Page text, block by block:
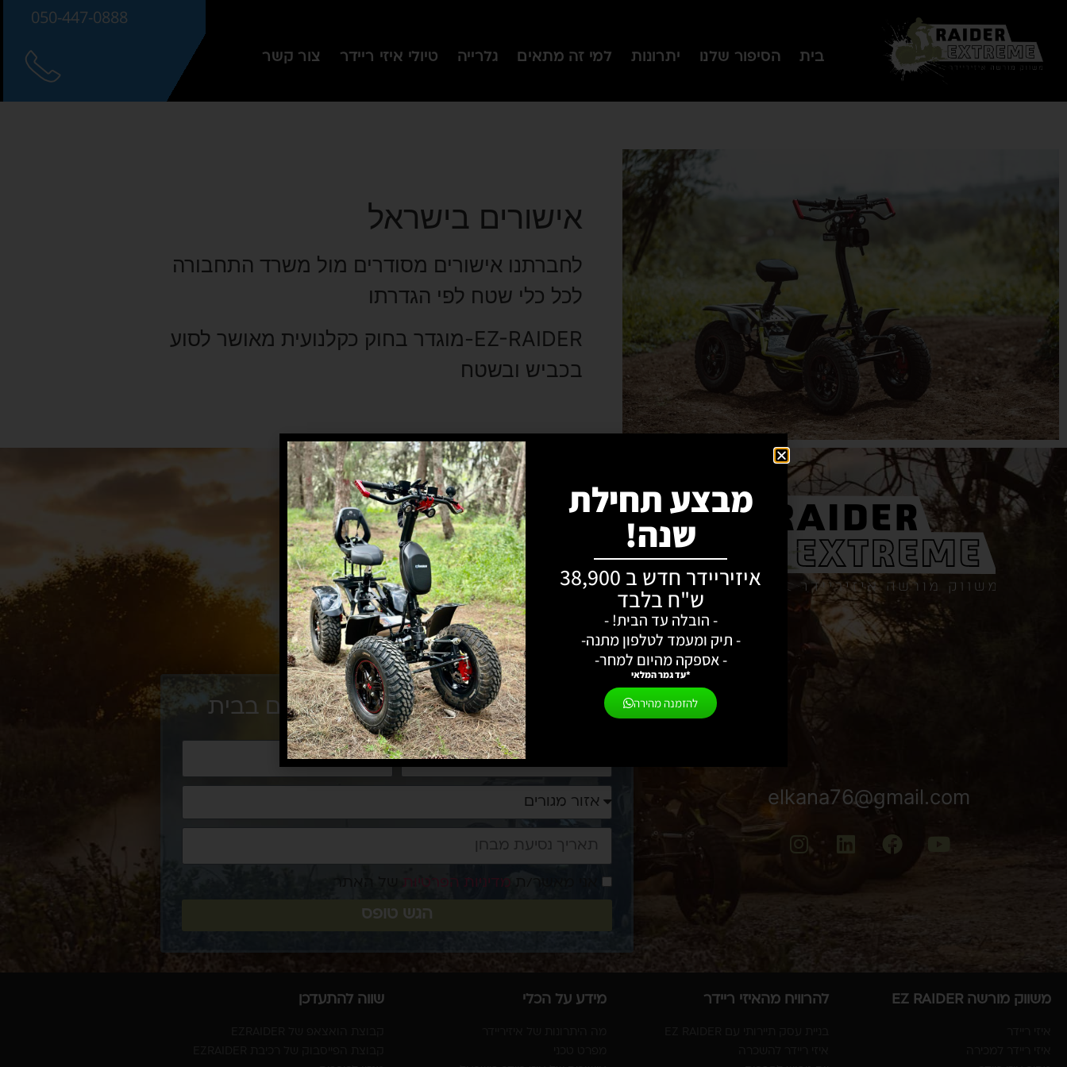
בית הסיפור שלנו יתרונות למי זה מתאים גלרייה טיולי איזי ריידר צור קשר
050-447-0888
אישורים בישראל
לחברתנו אישורים מסודרים מול משרד התחבורה
לכל כלי שטח לפי הגדרתו
EZ-RAIDER-מוגדר בחוק כקלנועית מאושר לסוע
בכביש ובשטח
עלויות תחזוקה נמוכות | לא דורש רישיון נהיגה | לשטח ולעיר
elkana76@gmail.com
תאמו נסיעת מבחןבחינםאצלכם בבית
מדיניות הפרטיות
הגש טופס
משווק מורשה EZ RAIDER להרוויח מהאיזי ריידר מידע על הכלי שווה להתעדכן
מבצע תחילת
שנה!
איזיריידר חדש ב 38,900
ש"ח בלבד
- הובלה עד הבית! -
- תיק ומעמד לטלפון מתנה-
- אספקה מהיום למחר-
*עד גמר המלאי
להזמנה מהירה